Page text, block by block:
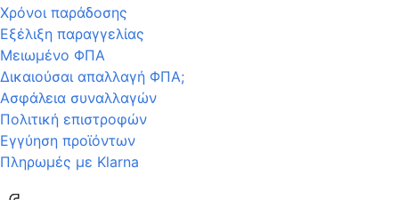
Χρόνοι παράδοσης
Εξέλιξη παραγγελίας
Μειωμένο ΦΠΑ
Δικαιούσαι απαλλαγή ΦΠΑ;
Ασφάλεια συναλλαγών
Πολιτική επιστροφών
Εγγύηση προϊόντων
Πληρωμές με Klarna